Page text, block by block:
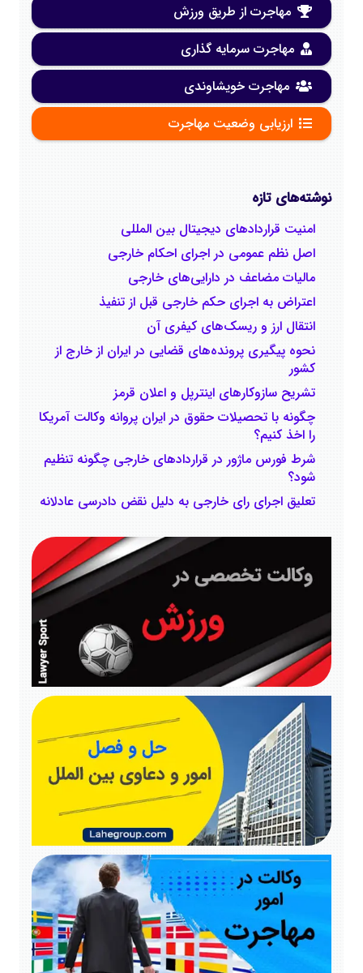
مهاجرت از طریق ورزش
مهاجرت سرمایه گذاری
مهاجرت خویشاوندی
ارزیابی وضعیت مهاجرت
نوشته‌های تازه
امنیت قراردادهای دیجیتال بین المللی
اصل نظم عمومی در اجرای احکام خارجی
مالیات مضاعف در دارایی‌های خارجی
اعتراض به اجرای حکم خارجی قبل از تنفیذ
انتقال ارز و ریسک‌های کیفری آن
نحوه پیگیری پرونده‌های قضایی در ایران از خارج از
کشور
تشریح سازوکارهای اینترپل و اعلان قرمز
چگونه با تحصیلات حقوق در ایران پروانه وکالت آمریکا
را اخذ کنیم؟
شرط فورس ماژور در قراردادهای خارجی چگونه تنظیم
‌شود؟
تعلیق اجرای رای خارجی به دلیل نقض دادرسی عادلانه